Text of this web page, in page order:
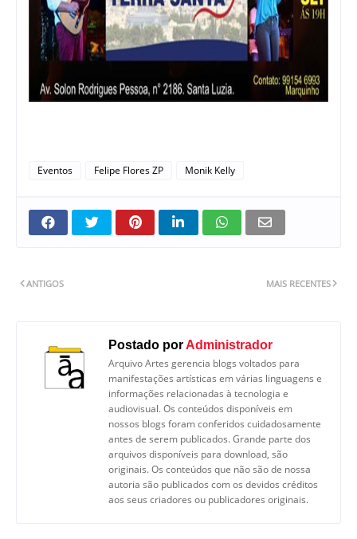
Eventos Felipe Flores ZP Monik Kelly
MAIS RECENTES
ANTIGOS
Postado porAdministrador
Arquivo Artes gerencia blogs voltados para
manifestações artísticas em várias linguagens e
informações relacionadas à tecnologia e
audiovisual. Os conteúdos disponíveis em
nossos blogs foram conferidos cuidadosamente
antes de serem publicados. Grande parte dos
arquivos disponíveis para download, são
originais. Os conteúdos que não são de nossa
autoria são publicados com os devidos créditos
aos seus criadores ou publicadores originais.